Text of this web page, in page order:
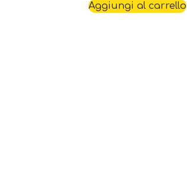
Aggiungi al carrello